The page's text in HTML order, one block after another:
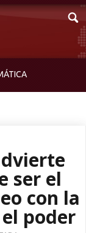
ser el
con la
poder